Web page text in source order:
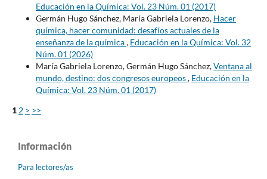
Educación en la Química: Vol. 23 Núm. 01 (2017)
Germán Hugo Sánchez, María Gabriela Lorenzo, Hacer
química, hacer comunidad: desafíos actuales de la
enseñanza de la química, Educación en la Química: Vol. 32
Núm. 01 (2026)
María Gabriela Lorenzo, Germán Hugo Sánchez,Ventana al
mundo, destino: dos congresos europeos, Educación en la
Química: Vol. 23 Núm. 01 (2017)
1 2 > >>
Información
Para lectores/as